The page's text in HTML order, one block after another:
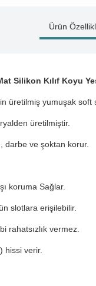
Ürün
Silikon Kılıf Koyu
üretilmiş yumuşak soft
üretilmiştir.
darbe ve şoktan korur.
koruma Sağlar.
slotlara erişilebilir.
rahatsızlık vermez.
hissi verir.